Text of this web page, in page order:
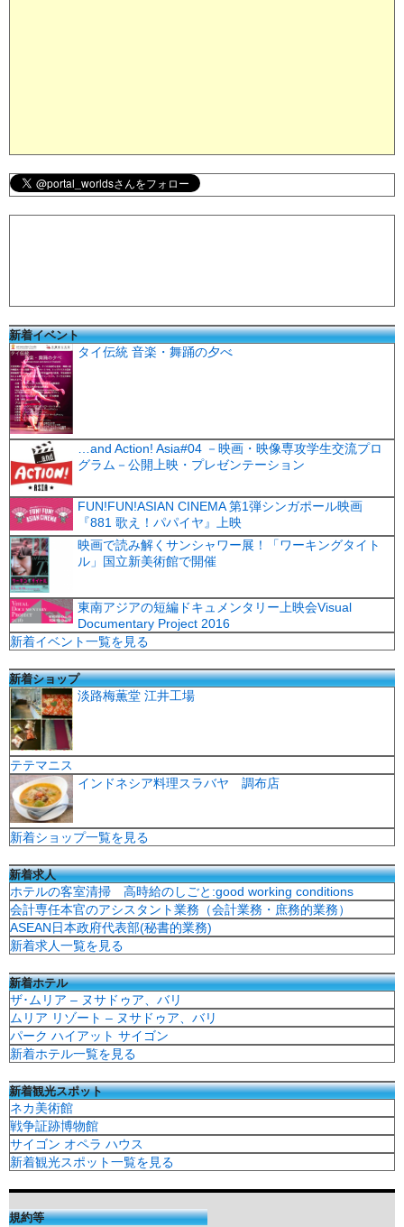
新着イベント
タイ伝統 音楽・舞踊の夕べ
…and Action! Asia#04 －映画・映像専攻学生交流プロ
グラム－公開上映・プレゼンテーション
FUN!FUN!ASIAN CINEMA 第1弾シンガポール映画
『881 歌え！パパイヤ』上映
映画で読み解くサンシャワー展！「ワーキングタイト
ル」国立新美術館で開催
東南アジアの短編ドキュメンタリー上映会Visual
Documentary Project 2016
新着イベント一覧を見る
新着ショップ
淡路梅薫堂 江井工場
テテマニス
インドネシア料理スラバヤ 調布店
新着ショップ一覧を見る
新着求人
ホテルの客室清掃 高時給のしごと:good working conditions
会計専任本官のアシスタント業務（会計業務・庶務的業務）
ASEAN日本政府代表部(秘書的業務)
新着求人一覧を見る
新着ホテル
ザ･ムリア – ヌサドゥア、バリ
ムリア リゾート – ヌサドゥア、バリ
パーク ハイアット サイゴン
新着ホテル一覧を見る
新着観光スポット
ネカ美術館
戦争証跡博物館
サイゴン オペラ ハウス
新着観光スポット一覧を見る
規約等